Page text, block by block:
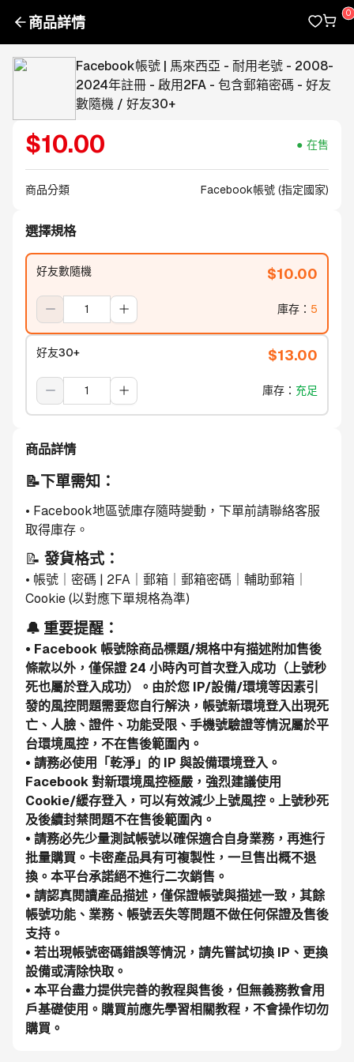
商品詳情
Facebook帳號 | 馬來西亞 - 耐用老號 - 2008-
2024年註冊 - 啟用2FA - 包含郵箱密碼 - 好友
數隨機 / 好友30+
$10.00 在售
商品分類 Facebook帳號 (指定國家)
選擇規格
好友數隨機 $10.00
庫存 ： 5
好友30+ $13.00
庫存 ： 充足
商品詳情
📝下單需知：
• Facebook地區號庫存隨時變動，下單前請聯絡客服
取得庫存。
📝 發貨格式：
• 帳號｜密碼 | 2FA｜郵箱｜郵箱密碼｜輔助郵箱｜
Cookie (以對應下單規格為準)
🔔 重要提醒：
• Facebook 帳號除商品標題/規格中有描述附加售後
條款以外，僅保證 24 小時內可首次登入成功（上號秒
死也屬於登入成功）。由於您 IP/設備/環境等因素引
發的風控問題需要您自行解決，帳號新環境登入出現死
亡、人臉、證件、功能受限、手機號驗證等情況屬於平
台環境風控，不在售後範圍內。
• 請務必使用「乾淨」的 IP 與設備環境登入。
Facebook 對新環境風控極嚴，強烈建議使用
Cookie/緩存登入，可以有效減少上號風控。上號秒死
及後續封禁問題不在售後範圍內。
• 請務必先少量測試帳號以確保適合自身業務，再進行
批量購買。卡密產品具有可複製性，一旦售出概不退
換。本平台承諾絕不進行二次銷售。
• 請認真閱讀產品描述，僅保證帳號與描述一致，其餘
帳號功能、業務、帳號丟失等問題不做任何保證及售後
支持。
• 若出現帳號密碼錯誤等情況，請先嘗試切換 IP、更換
設備或清除快取。
• 本平台盡力提供完善的教程與售後，但無義務教會用
戶基礎使用。購買前應先學習相關教程，不會操作切勿
購買。